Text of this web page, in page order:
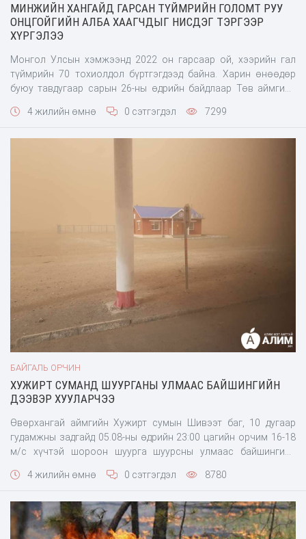
МИНЖИЙН ХАНГАЙД ГАРСАН ТҮЙМРИЙН ГОЛОМТ РУУ
ОНЦГОЙГИЙН АЛБА ХААГЧДЫГ НИСДЭГ ТЭРГЭЭР
ХҮРГЭЛЭЭ
Монгол Улсын хэмжээнд 2022 он гарсаар ой, хээрийн гал
түймрийн 70 тохиолдол бүртгэгдээд байна. Харин өнөөдөр
буюу тавдугаар сарын 26-ны өдрийн байдлаар Төв аймгийн
Тодруулбал, Төв аймгийн Мөнгөнморьт сумын “Минж” гэдэг
4 жилийн өмнө 0 сэтгэгдэл 7299
БАЙГАЛЬ ОРЧИН
ХУЖИРТ СУМАНД ШУУРГАНЫ УЛМААС БАЙШИНГИЙН
ДЭЭВЭР ХУУЛАРЧЭЭ
Өвөрхангай аймгийн Хужирт сумын Шивээт баг, 10 дугаар
гудамжны задгайд 05.08-ны өдрийн 23:00 цагийн орчим 16-18
м/с хүчтэй шороон шуурга шуурсны улмаас байшингийн
дамжуулах агаарын шугам автомашин, 5 ханатай гэр дээр
буюу тавдугаар сарын 09-ний өдрийн 12:00 цагт
4 жилийн өмнө 0 сэтгэгдэл 8780